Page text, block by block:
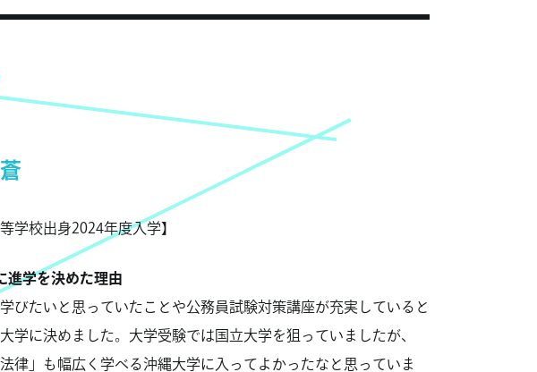
学校出身2024年度入学】
進学を決めた理由
びたいと思っていたことや公務員試験対策講座が充実していると
学に決めました。大学受験では国立大学を狙っていましたが、
法律」も幅広く学べる沖縄大学に入ってよかったなと思っていま